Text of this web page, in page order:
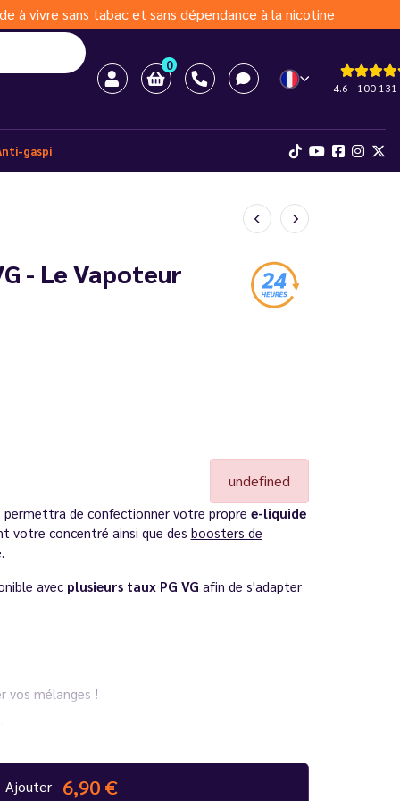
à vivre sans tabac et sans dépendance à la nicotine
0
4.6 - 100 131
gaspi
- Le Vapoteur
undefined
de confectionner votre propre e-liquide
votre concentré ainsi que des boosters de
avec plusieurs taux PG VG afin de s'adapter
vos mélanges !
Ajouter 6,90 €